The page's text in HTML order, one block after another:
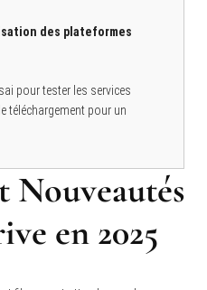
des plateformes
pour tester les services
téléchargement pour un
Nouveautés
en 2025